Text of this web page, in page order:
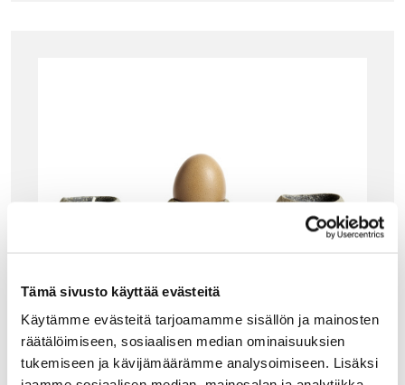
Tämä sivusto käyttää evästeitä
Käytämme evästeitä tarjoamamme sisällön ja mainosten
räätälöimiseen, sosiaalisen median ominaisuuksien
tukemiseen ja kävijämäärämme analysoimiseen. Lisäksi